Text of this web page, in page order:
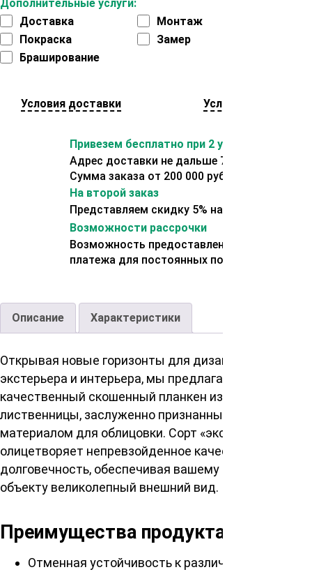
Дополнительные услуги:
Доставка
Монтаж
Покраска
Замер
Браширование
Условия доставки Условия оплаты
Привезем бесплатно при 2 условиях:
Адрес доставки не дальше 70 км от склада.
Сумма заказа от 200 000 рублей.
На второй заказ
Представляем скидку 5% на второй заказ
Возможности рассрочки
Возможность предоставления отсрочки
платежа для постоянных покупателей.
Описание Характеристики
Открывая новые горизонты для дизайна
экстерьера и интерьера, мы предлагаем вам
качественный скошенный планкен из сибирской
лиственницы, заслуженно признанный идеальным
материалом для облицовки. Сорт «экстра»
олицетворяет непревзойденное качество и
долговечность, обеспечивая вашему дому или
объекту великолепный внешний вид.
Преимущества продукта
Отменная устойчивость к различным